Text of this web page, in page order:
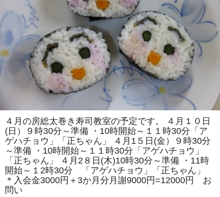
松
戸
市、
千
葉
ご
参
加
あ
り
が
と
う
ご
ざ
い
ま
し
４月の房総太巻き寿司教室の予定です。 ４月１０日
(日）９時30分～準備 ・10時開始～１１時30分「ア
ゲハチョウ」「正ちゃん」 ４月1５日(金）９時30分
～準備 ・10時開始～１１時30分「アゲハチョウ」
「正ちゃん」 ４月2８日(木)10時30分～準備 ・11時
開始～１2時30分 「アゲハチョウ」「正ちゃん」
＊入会金3000円＋3か月分月謝9000円=12000円 お
問い